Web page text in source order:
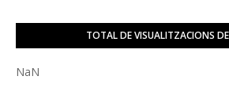
TOTAL DE VISUALITZACIONS
NaN